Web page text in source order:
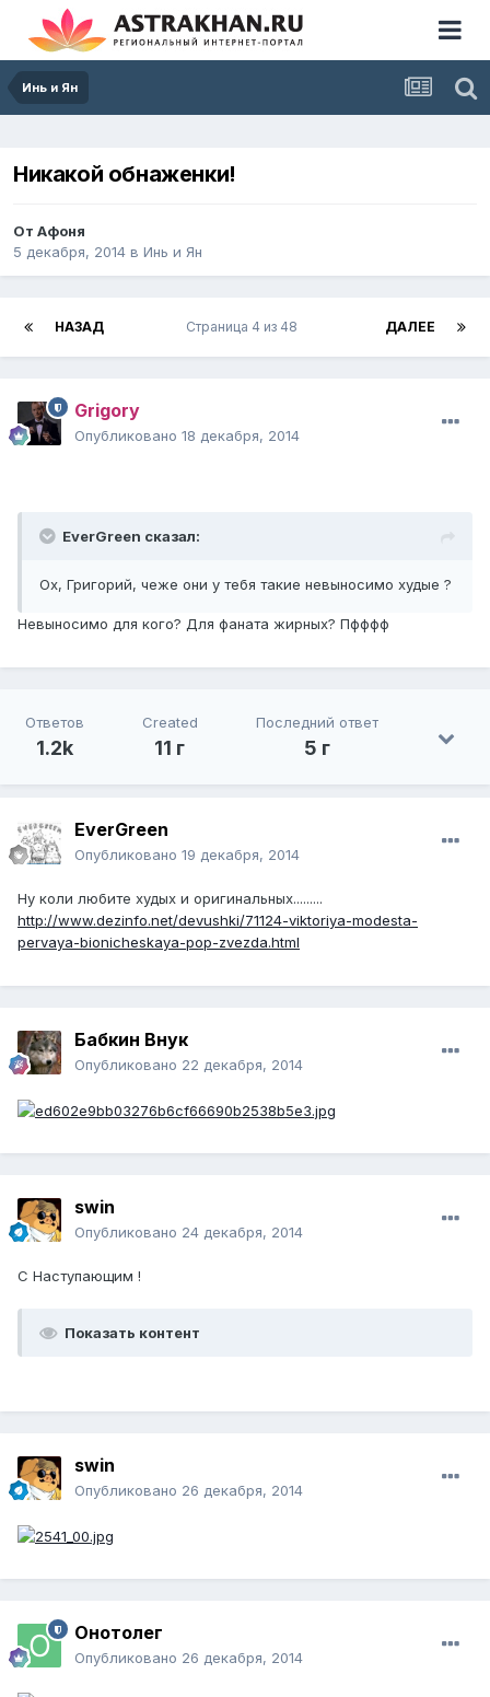
Инь и Ян
Никакой обнаженки!
От Афоня
5 декабря, 2014 в Инь и Ян
НАЗАД ДАЛЕЕ
Страница 4 из 48
Grigory
Опубликовано 18 декабря, 2014
EverGreen сказал:
Ох, Григорий, чеже они у тебя такие невыносимо худые ?
Невыносимо для кого? Для фаната жирных? Пфффф
Ответов
1.2k
Created
11 г
Последний ответ
5 г
EverGreen
Опубликовано 19 декабря, 2014
Ну коли любите худых и оригинальных.........
http://www.dezinfo.net/devushki/71124-viktoriya-modesta-
pervaya-bionicheskaya-pop-zvezda.html
Бабкин Внук
Опубликовано 22 декабря, 2014
swin
Опубликовано 24 декабря, 2014
С Наступающим !
Показать контент
swin
Опубликовано 26 декабря, 2014
Онотолег
Опубликовано 26 декабря, 2014